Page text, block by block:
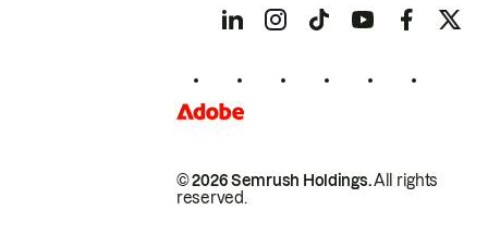
© 2026 Semrush Holdings.All rights
reserved.